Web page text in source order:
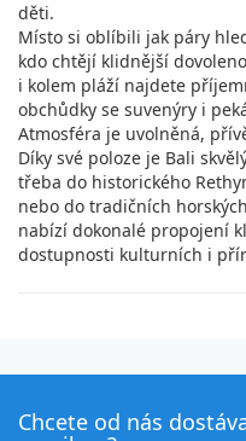
děti.
Místo si oblíbili jak páry
kdo chtějí klidnější
i kolem pláží najdete
obchůdky se suvenýry i
Atmosféra je uvolněná,
Díky své poloze je Bali
třeba do historického
nebo do tradičních
nabízí dokonalé propojení
dostupnosti kulturních i
Chcete od nás